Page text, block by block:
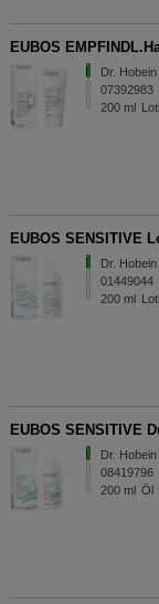
EUBOS
Dr.
07392983
200 ml
EUBOS SENSITIVE
Dr.
01449044
200 ml
EUBOS SENSITIVE
Dr.
08419796
200 ml Öl